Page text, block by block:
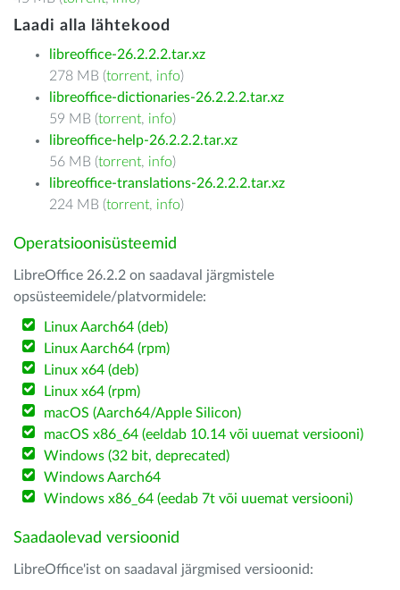
Laadi alla lähtekood
libreoffice-26.2.2.2.tar.xz
278 MB (torrent, info)
libreoffice-dictionaries-26.2.2.2.tar.xz
59 MB (torrent, info)
libreoffice-help-26.2.2.2.tar.xz
56 MB (torrent, info)
libreoffice-translations-26.2.2.2.tar.xz
224 MB (torrent, info)
Operatsioonisüsteemid
LibreOffice 26.2.2 on saadaval järgmistele
opsüsteemidele/platvormidele:
Linux Aarch64 (deb)
Linux Aarch64 (rpm)
Linux x64 (deb)
Linux x64 (rpm)
macOS (Aarch64/Apple Silicon)
macOS x86_64 (eeldab 10.14 või uuemat versiooni)
Windows (32 bit, deprecated)
Windows Aarch64
Windows x86_64 (eedab 7t või uuemat versiooni)
Saadaolevad versioonid
LibreOffice'ist on saadaval järgmised versioonid: